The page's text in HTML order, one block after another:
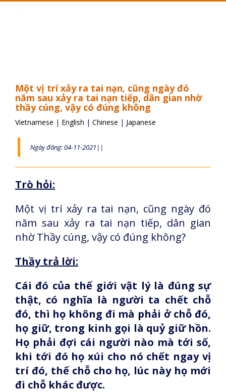
Một vị trí xảy ra tai nạn, cũng ngày đó
năm sau xảy ra tai nạn tiếp, dân gian nhờ
thầy cúng, vậy có đúng không
Vietnamese | English | Chinese | Japanese
Ngày đăng: 04-11-2021||
Trò hỏi:
Một vị trí xảy ra tai nạn, cũng ngày đó
năm sau xảy ra tai nạn tiếp, dân gian
nhờ Thầy cúng, vậy có đúng không?
Thầy trả lời:
Cái đó của thế giới vật lý là đúng sự
thật, có nghĩa là người ta chết chỗ
đó, thì họ không đi mà phải ở chỗ đó,
họ giữ, trong kinh gọi là quỷ giữ hồn.
Họ phải đợi cái người nào mà tới số,
khi tới đó họ xúi cho nó chết ngay vị
trí đó, thế chỗ cho họ, lúc này họ mới
đi chỗ khác được.